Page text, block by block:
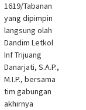
1619/Tabanan
yang dipimpin
langsung olah
Dandim Letkol
Inf Trijuang
Danarjati, S.A.P.,
M.I.P., bersama
tim gabungan
akhirnya